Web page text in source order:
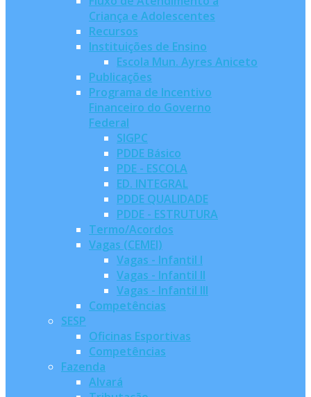
Criança e Adolescentes
Recursos
Instituições de Ensino
Escola Mun. Ayres Aniceto
Publicações
Programa de Incentivo
Financeiro do Governo
Federal
SIGPC
PDDE Básico
PDE - ESCOLA
ED. INTEGRAL
PDDE QUALIDADE
PDDE - ESTRUTURA
Termo/Acordos
Vagas (CEMEI)
Vagas - Infantil I
Vagas - Infantil II
Vagas - Infantil III
Competências
SESP
Oficinas Esportivas
Competências
Fazenda
Alvará